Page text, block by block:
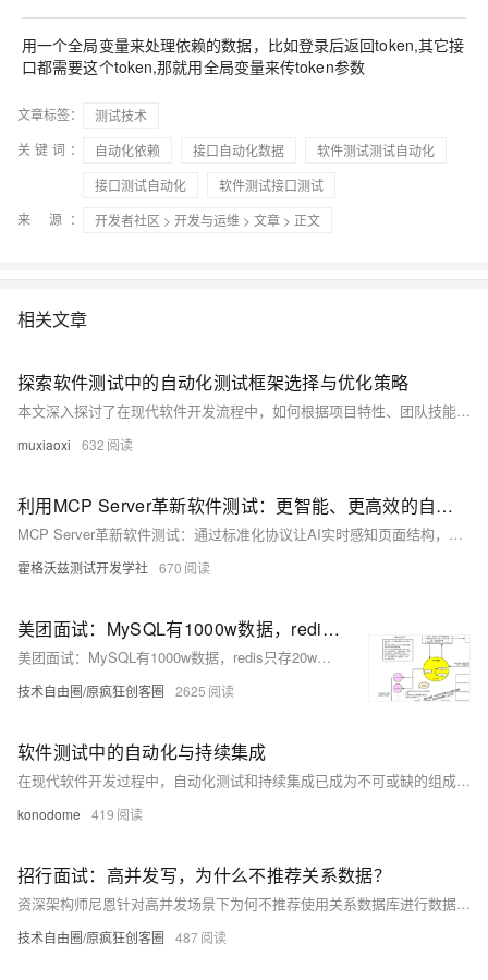
用一个全局变量来处理依赖的数据，比如登录后返回token,其它接
口都需要这个token,那就用全局变量来传token参数
文章标签：
测试技术
关键词：
自动化依赖 接口自动化数据
软件测试测试自动化
接口测试自动化
软件测试接口测试
来 源：
开发者社区 > 开发与运维 > 文章 > 正文
相关文章
探索软件测试中的自动化测试框架选择与优化策略
本文深入探讨了在现代软件开发流程中，如何根据项目特性、团队技能和长期维护需求，精准选择合适的自动化测试框架。
muxiaoxi 632
利用MCP Server革新软件测试：更智能、更高效的自动化
MCP Server革新软件测试：通过标准化协议让AI实时感知页面结构，实现自然语言驱动、自适应维护的自动化测试，大幅提升效率，降低脚本开发与维护成本，推动测试左移与持续测试落地。
霍格沃兹测试开发学社 670
美团面试：MySQL有1000w数据，redis只存20w的数据，如何做 缓存 设计？
美团面试：MySQL有1000w数据，redis只存20w的数据，如何做 缓存 设计？
技术自由圈/原疯狂创客圈 2625
软件测试中的自动化与持续集成
在现代软件开发过程中，自动化测试和持续集成已成为不可或缺的组成部分。本文将深入探讨自动化测试和持续集成的重要性、优势以及如何有效实施它们以提升软件质量和开发效率。通过具体案例分析，我们将展示这些技术如何在实际项目中发挥作用，并讨论其面临的挑战及应对策略。
konodome 419
招行面试：高并发写，为什么不推荐关系数据？
资深架构师尼恩针对高并发场景下为何不推荐使用关系数据库进行数据写入进行了深入剖析。文章详细解释了关系数据库（如MySQL）在高并发写入时的性能瓶颈，包括存储机制和事务特性带来的开销，并对比了NoSQL数据库的优势。通过具体案例和理论分析，尼恩为读者提供了系统化的解答，帮助面试者更好地应对类似问题，提升技术实力。此外，尼恩还分享了多个高并发系统的解决方案及优化技巧，助力开发者在面试中脱颖而出。 文章链接：[原文链接](https://mp.weixin.qq.com/s/PKsa-7eZqXDg3tpgJKCAAw) 更多技术资料和面试宝典可关注【技术自由圈】获取。
技术自由圈/原疯狂创客圈 487